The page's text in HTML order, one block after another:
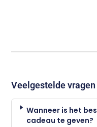
Veelgestelde vragen
Wanneer is het
cadeau te geven?